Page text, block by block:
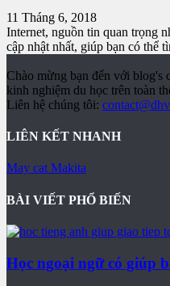
11 Tháng 6, 2018
Internet, nguồn tin quan trọng
cập nhật nhất, giúp bạn có thể
Chào mừng bạn đến với blog's
kinh nghiệm du học trên toàn
Liên hệ chúng tôi:
LIÊN KẾT NHANH
May cat Makita
BÀI VIẾT PHỔ BIẾN
Học ngoại ngữ có giúp